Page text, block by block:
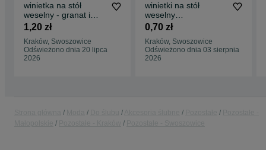
winietka na stół
weselny - granat i
bordo ze złotą ramką
1,20 zł
Kraków, Swoszowice
Odświeżono dnia 20 lipca
2026
winietki na stół
weselny
minimalistyczne GABI
0,70 zł
Kraków, Swoszowice
Odświeżono dnia 03 sierpnia
2026